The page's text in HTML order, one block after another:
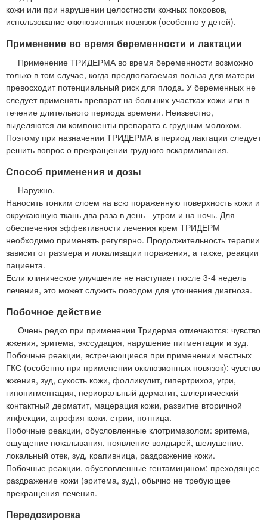
кожи или при нарушении целостности кожных покровов,
использование окклюзионных повязок (особенно у детей).
Применение во время беременности и лактации
Применение ТРИДЕРМА во время беременности возможно
только в том случае, когда предполагаемая польза для матери
превосходит потенциальный риск для плода. У беременных не
следует применять препарат на больших участках кожи или в
течение длительного периода времени. Неизвестно,
выделяются ли компоненты препарата с грудным молоком.
Поэтому при назначении ТРИДЕРМА в период лактации следует
решить вопрос о прекращении грудного вскармливания.
Способ применения и дозы
Наружно.
Наносить тонким слоем на всю пораженную поверхность кожи и
окружающую ткань два раза в день - утром и на ночь. Для
обеспечения эффективности лечения крем ТРИДЕРМ
необходимо применять регулярно. Продолжительность терапии
зависит от размера и локализации поражения, а также, реакции
пациента.
Если клиническое улучшение не наступает после 3-4 недель
лечения, это может служить поводом для уточнения диагноза.
Побочное действие
Очень редко при применении Тридерма отмечаются: чувство
жжения, эритема, экссудация, нарушение пигментации и зуд.
Побочные реакции, встречающиеся при применении местных
ГКС (особенно при применении окклюзионных повязок): чувство
жжения, зуд, сухость кожи, фолликулит, гипертрихоз, угри,
гипопигментация, периоральный дерматит, аллергический
контактный дерматит, мацерация кожи, развитие вторичной
инфекции, атрофия кожи, стрии, потница.
Побочные реакции, обусловленные клотримазолом: эритема,
ощущение покалывания, появление волдырей, шелушение,
локальный отек, зуд, крапивница, раздражение кожи.
Побочные реакции, обусловленные гентамицином: преходящее
раздражение кожи (эритема, зуд), обычно не требующее
прекращения лечения.
Передозировка